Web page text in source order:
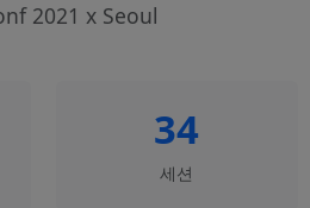
2021 x Seoul
34
세션